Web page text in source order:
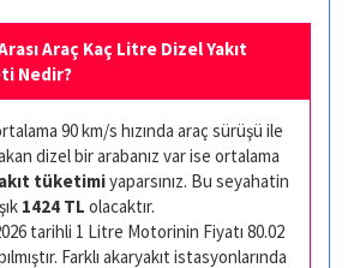
Araç Kaç Litre Dizel Yakıt
Nedir?
90 km/s hızında araç sürüşü ile
dizel bir arabanız var ise ortalama
tüketimiyaparsınız. Bu seyahatin
1424 TL olacaktır.
tarihli 1 Litre Motorinin Fiyatı 80.02
Farklı akaryakıt istasyonlarında